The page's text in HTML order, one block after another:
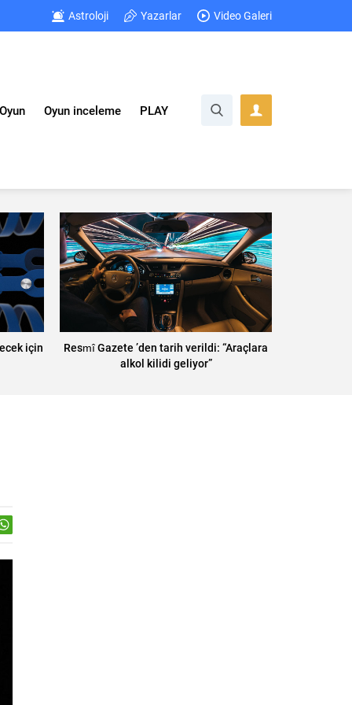
Astroloji Yazarlar Video Galeri
Oyun Oyun inceleme PLAY
için
Resmî Gazete ’den tarih verildi: “Araçlara
alkol kilidi geliyor”